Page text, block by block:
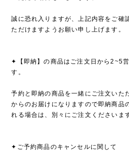
誠に恐れ入りますが、上記内容をご確
ただけますようお願い申し上げます。
✦【即納】の商品はご注文日から2~5
す。
予約と即納の商品を一緒にご注文いた
からのお届けになりますので即納商品
れる場合は、別々にご注文くださいま
✦ご予約商品のキャンセルに関して